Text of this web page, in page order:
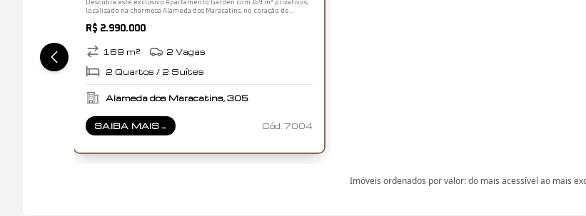
Descubra este exclusivo Apartamento Garden com 169 m² privativos,
localizado na charmosa Alameda dos Maracatins, no coração de
padrão, o…
R$ 2.990.000
169 m² 2 Vagas
2 Quartos / 2 Suítes
Alameda dos Maracatins, 305
SAIBA MAIS
SOBREOCA MARACATINS
→ Cód. 7004
Imóveis ordenados por valor: do mais acessível ao mais